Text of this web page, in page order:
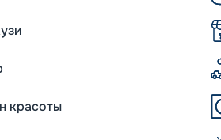
Caribbean начал
Seas стал первым из трех
на верфи в финском городе
В начале 2024 года состоялся
Карибского моря. Это стало
красоты